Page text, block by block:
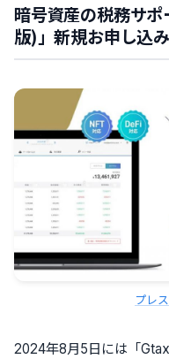
暗号資産の税務サ
版)」新規お申し込
プレ
2024年8月5日には「